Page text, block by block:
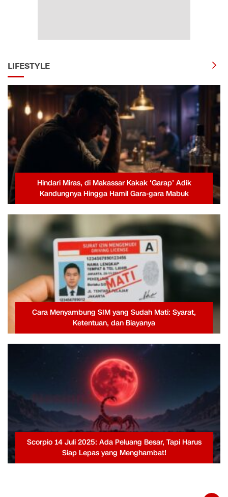
LIFESTYLE
Hindari Miras, di Makassar Kakak ‘Garap’ Adik
Kandungnya Hingga Hamil Gara-gara Mabuk
Cara Menyambung SIM yang Sudah Mati: Syarat,
Ketentuan, dan Biayanya
Scorpio 14 Juli 2025: Ada Peluang Besar, Tapi Harus
Siap Lepas yang Menghambat!